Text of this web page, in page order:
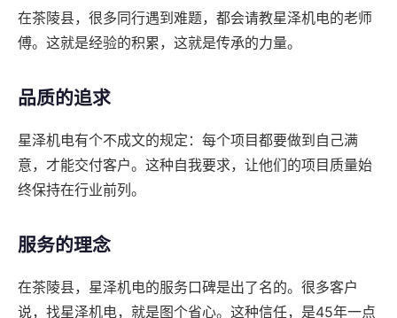
在茶陵县，很多同行遇到难题，都会请教星泽机电的老师
傅。这就是经验的积累，这就是传承的力量。
品质的追求
星泽机电有个不成文的规定：每个项目都要做到自己满
意，才能交付客户。这种自我要求，让他们的项目质量始
终保持在行业前列。
服务的理念
在茶陵县，星泽机电的服务口碑是出了名的。很多客户
说，找星泽机电，就是图个省心。这种信任，是45年一点